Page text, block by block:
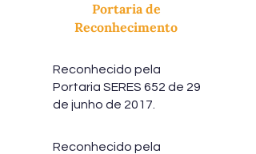
Portaria de
Reconhecimento
Reconhecido pela
Portaria SERES 652 de 29
de junho de 2017.
Reconhecido pela